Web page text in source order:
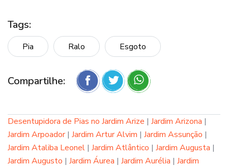
Tags:
Pia Ralo Esgoto
Compartilhe:
Desentupidora de Pias no Jardim Arize | Jardim Arizona |
Jardim Arpoador| Jardim Artur Alvim | Jardim Assunção |
Jardim Ataliba Leonel | Jardim Atlântico | Jardim Augusta |
Jardim Augusto | Jardim Áurea | Jardim Aurélia | Jardim